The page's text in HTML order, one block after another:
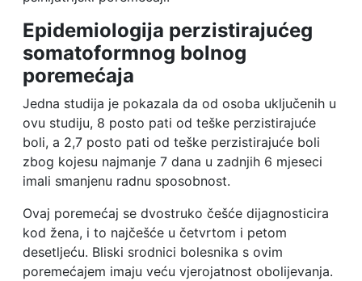
Epidemiologija perzistirajućeg
somatoformnog bolnog
poremećaja
Jedna studija je pokazala da od osoba uključenih u
ovu studiju, 8 posto pati od teške perzistirajuće
boli, a 2,7 posto pati od teške perzistirajuće boli
zbog kojesu najmanje 7 dana u zadnjih 6 mjeseci
imali smanjenu radnu sposobnost.
Ovaj poremećaj se dvostruko češće dijagnosticira
kod žena, i to najčešće u četvrtom i petom
desetljeću. Bliski srodnici bolesnika s ovim
poremećajem imaju veću vjerojatnost obolijevanja.